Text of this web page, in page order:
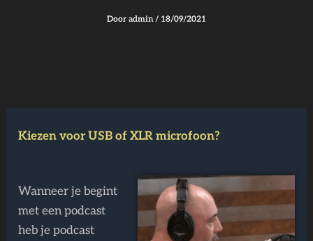
Door admin/ 18/09/2021
Kiezen voor USB of XLR microfoon?
Wanneer je begint
met een podcast
heb je podcast